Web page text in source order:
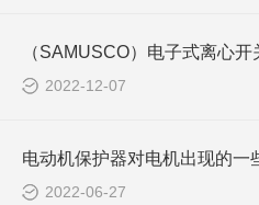
2022-12-07
2022-06-27